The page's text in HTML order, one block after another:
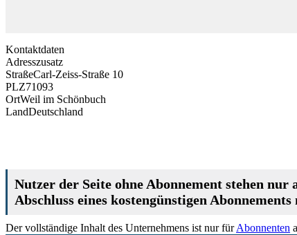
Kontaktdaten
Adresszusatz
StraßeCarl-Zeiss-Straße 10
PLZ71093
OrtWeil im Schönbuch
LandDeutschland
Nutzer der Seite ohne Abonnement stehen
Abschluss eines kostengünstigen
Der vollständige Inhalt des Unternehmens ist nur fürAbonnenten